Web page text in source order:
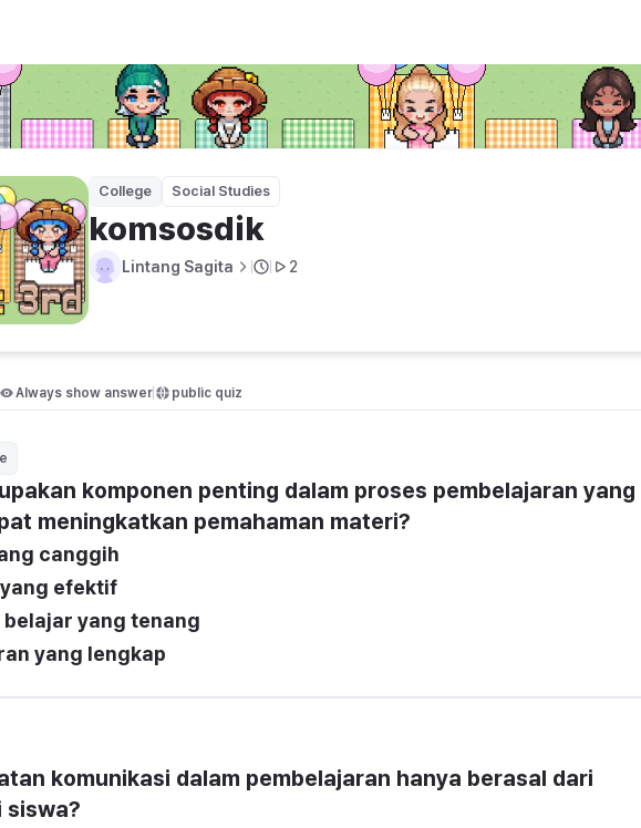
College Social Studies
komsosdik
Lintang Sagita 2
Always show answer public quiz
komponen penting dalam proses pembelajaran yang
meningkatkan pemahaman materi?
canggih
efektif
yang tenang
yang lengkap
komunikasi dalam pembelajaran hanya berasal dari